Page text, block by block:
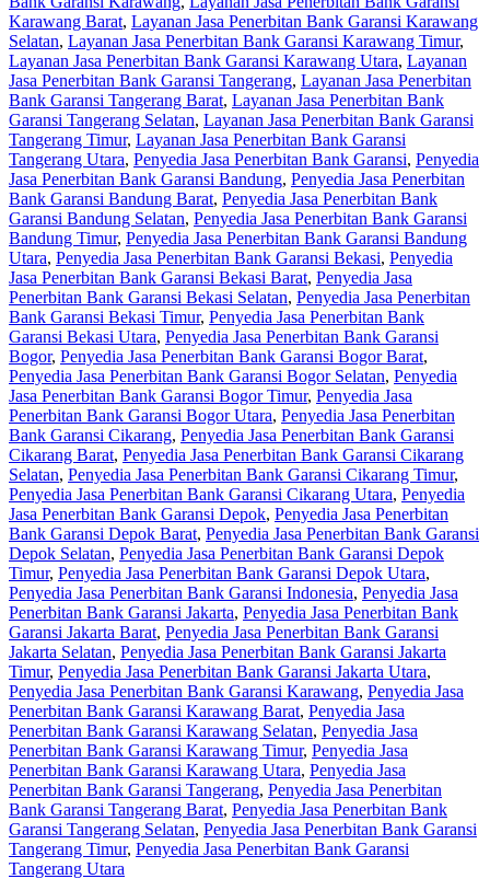
Karawang Barat, Layanan Jasa Penerbitan Bank Garansi Karawang
Selatan, Layanan Jasa Penerbitan Bank Garansi Karawang Timur,
Layanan Jasa Penerbitan Bank Garansi Karawang Utara, Layanan
Jasa Penerbitan Bank Garansi Tangerang, Layanan Jasa Penerbitan
Bank Garansi Tangerang Barat, Layanan Jasa Penerbitan Bank
Garansi Tangerang Selatan, Layanan Jasa Penerbitan Bank Garansi
Tangerang Timur, Layanan Jasa Penerbitan Bank Garansi
Tangerang Utara, Penyedia Jasa Penerbitan Bank Garansi, Penyedia
Jasa Penerbitan Bank Garansi Bandung, Penyedia Jasa Penerbitan
Bank Garansi Bandung Barat, Penyedia Jasa Penerbitan Bank
Garansi Bandung Selatan, Penyedia Jasa Penerbitan Bank Garansi
Bandung Timur, Penyedia Jasa Penerbitan Bank Garansi Bandung
Utara, Penyedia Jasa Penerbitan Bank Garansi Bekasi, Penyedia
Jasa Penerbitan Bank Garansi Bekasi Barat, Penyedia Jasa
Penerbitan Bank Garansi Bekasi Selatan, Penyedia Jasa Penerbitan
Bank Garansi Bekasi Timur, Penyedia Jasa Penerbitan Bank
Garansi Bekasi Utara, Penyedia Jasa Penerbitan Bank Garansi
Bogor, Penyedia Jasa Penerbitan Bank Garansi Bogor Barat,
Penyedia Jasa Penerbitan Bank Garansi Bogor Selatan, Penyedia
Jasa Penerbitan Bank Garansi Bogor Timur, Penyedia Jasa
Penerbitan Bank Garansi Bogor Utara, Penyedia Jasa Penerbitan
Bank Garansi Cikarang, Penyedia Jasa Penerbitan Bank Garansi
Cikarang Barat, Penyedia Jasa Penerbitan Bank Garansi Cikarang
Selatan, Penyedia Jasa Penerbitan Bank Garansi Cikarang Timur,
Penyedia Jasa Penerbitan Bank Garansi Cikarang Utara, Penyedia
Jasa Penerbitan Bank Garansi Depok, Penyedia Jasa Penerbitan
Bank Garansi Depok Barat, Penyedia Jasa Penerbitan Bank Garansi
Depok Selatan, Penyedia Jasa Penerbitan Bank Garansi Depok
Timur, Penyedia Jasa Penerbitan Bank Garansi Depok Utara,
Penyedia Jasa Penerbitan Bank Garansi Indonesia, Penyedia Jasa
Penerbitan Bank Garansi Jakarta, Penyedia Jasa Penerbitan Bank
Garansi Jakarta Barat, Penyedia Jasa Penerbitan Bank Garansi
Jakarta Selatan, Penyedia Jasa Penerbitan Bank Garansi Jakarta
Timur, Penyedia Jasa Penerbitan Bank Garansi Jakarta Utara,
Penyedia Jasa Penerbitan Bank Garansi Karawang, Penyedia Jasa
Penerbitan Bank Garansi Karawang Barat, Penyedia Jasa
Penerbitan Bank Garansi Karawang Selatan, Penyedia Jasa
Penerbitan Bank Garansi Karawang Timur, Penyedia Jasa
Penerbitan Bank Garansi Karawang Utara, Penyedia Jasa
Penerbitan Bank Garansi Tangerang, Penyedia Jasa Penerbitan
Bank Garansi Tangerang Barat, Penyedia Jasa Penerbitan Bank
Garansi Tangerang Selatan, Penyedia Jasa Penerbitan Bank Garansi
Tangerang Timur, Penyedia Jasa Penerbitan Bank Garansi
Tangerang Utara